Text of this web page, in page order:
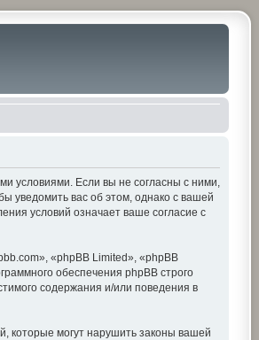
условиями. Если вы не согласны с ними,
уведомить вас об этом, однако с вашей
условий означает ваше согласие с
«phpBB Limited», «phpBB
обеспечения phpBB строго
содержания и/или поведения в
которые могут нарушить законы вашей